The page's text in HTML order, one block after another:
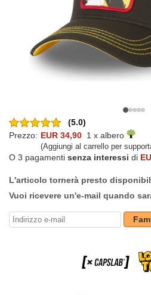
(5.0)
Prezzo: EUR 34,90 1 x albero
(Aggiungi al carrello per
O 3 pagamenti senza interessi di
L'articolo tornerà presto
Vuoi ricevere un'e-mail quando